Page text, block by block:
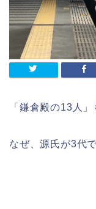
「鎌倉殿の13人
なぜ、源氏が3代